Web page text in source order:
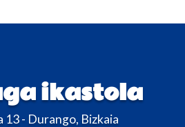
ikastola
13 - Durango, Bizkaia